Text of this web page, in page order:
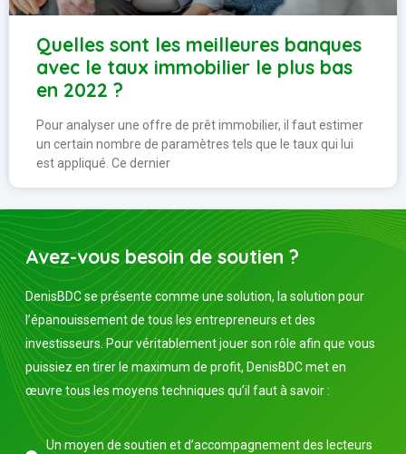
Quelles sont les meilleures banques
avec le taux immobilier le plus bas
en 2022 ?
Pour analyser une offre de prêt immobilier, il faut estimer
un certain nombre de paramètres tels que le taux qui lui
est appliqué. Ce dernier
Avez-vous besoin de soutien ?
DenisBDC se présente comme une solution, la solution pour
l’épanouissement de tous les entrepreneurs et des
investisseurs. Pour véritablement jouer son rôle afin que vous
puissiez en tirer le maximum de profit, DenisBDC met en
œuvre tous les moyens techniques qu’il faut à savoir :
Un moyen de soutien et d’accompagnement des lecteurs